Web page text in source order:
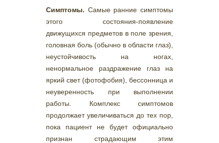
Симптомы. Самые ранние симптомы
этого состояния-появление
движущихся предметов в поле зрения,
головная боль (обычно в области глаз),
неустойчивость на ногах,
ненормальное раздражение глаз на
яркий свет (фотофобия), бессонница и
неуверенность при выполнении
работы. Комплекс симптомов
продолжает увеличиваться до тех пор,
пока пациент не будет официально
признан страдающим этим